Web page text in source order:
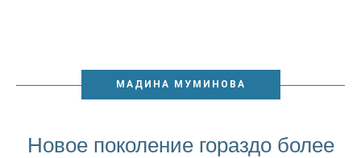
МАДИНА МУМИНОВА
Новое поколение гораздо более